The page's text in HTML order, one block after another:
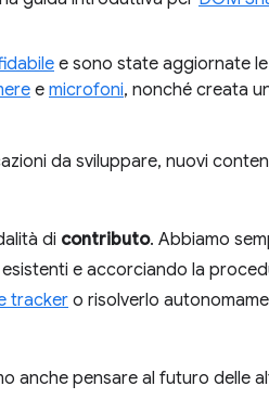
e sono state aggiornate
e microfoni, nonché creata
da sviluppare, nuovi
di contributo. Abbiamo
e accorciando la
trackero risolverlo
anche pensare al futuro delle